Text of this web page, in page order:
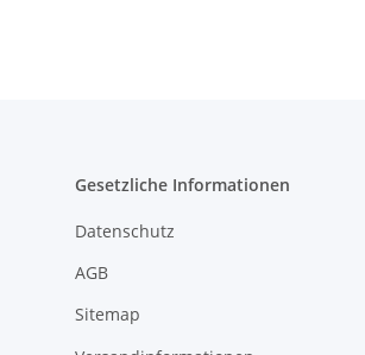
Gesetzliche Informationen
Datenschutz
AGB
Sitemap